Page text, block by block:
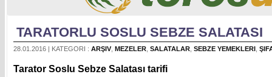
TARATORLU SOSLU SEBZE SALATASI
28.01.2016 | KATEGORI : ARŞIV, MEZELER SALATALAR SEBZE YEMEKLERI
Tarator Soslu Sebze Salatası tarifi